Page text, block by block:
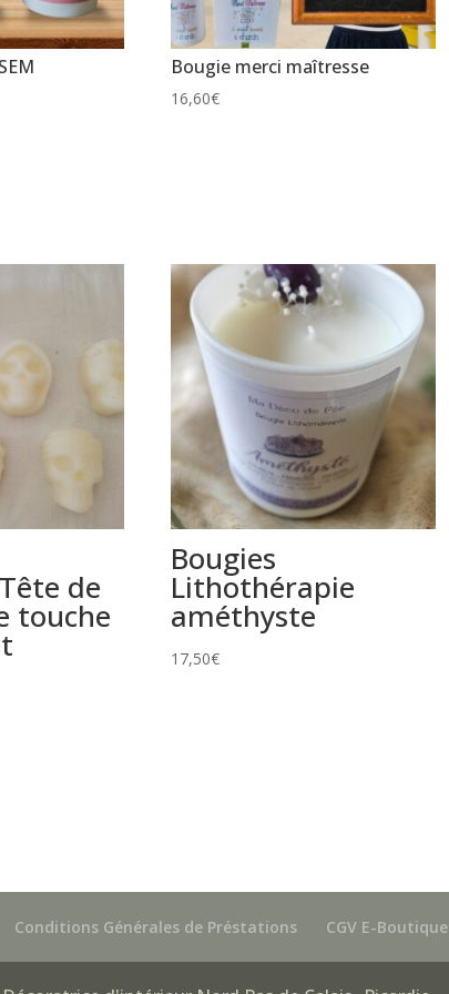
Bougie merci maîtresse
16,60€
de
touche
Bougies
Lithothérapie
améthyste
17,50€
Conditions Générales de Préstations CGV E-Boutique